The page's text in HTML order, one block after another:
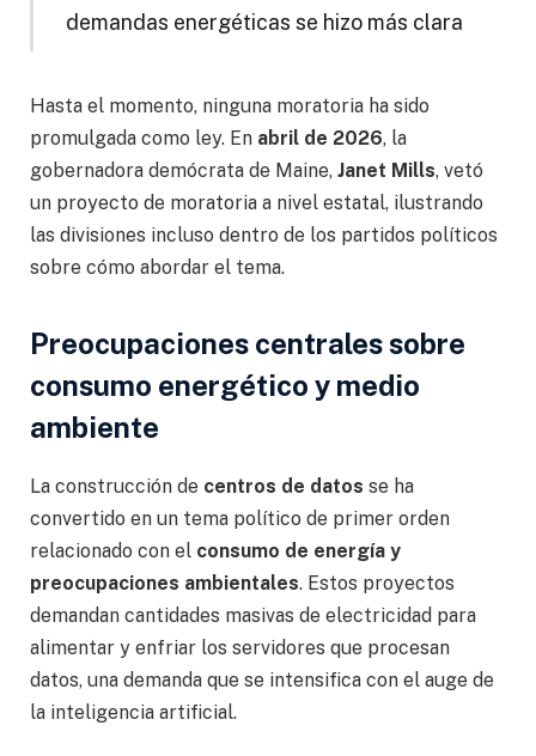
demandas energéticas se hizo más clara
Hasta el momento, ninguna moratoria ha sido
promulgada como ley. En abril de 2026, la
gobernadora demócrata de Maine, Janet Mills, vetó
un proyecto de moratoria a nivel estatal, ilustrando
las divisiones incluso dentro de los partidos políticos
sobre cómo abordar el tema.
Preocupaciones centrales sobre
consumo energético y medio
ambiente
La construcción de centros de datos se ha
convertido en un tema político de primer orden
relacionado con el consumo de energía y
preocupaciones ambientales. Estos proyectos
demandan cantidades masivas de electricidad para
alimentar y enfriar los servidores que procesan
datos, una demanda que se intensifica con el auge de
la inteligencia artificial.